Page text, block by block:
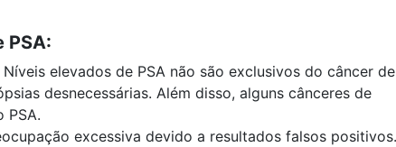
PSA:
Níveis elevados de PSA não são exclusivos do câncer de
desnecessárias. Além disso, alguns cânceres de
PSA.
excessiva devido a resultados falsos positivos.